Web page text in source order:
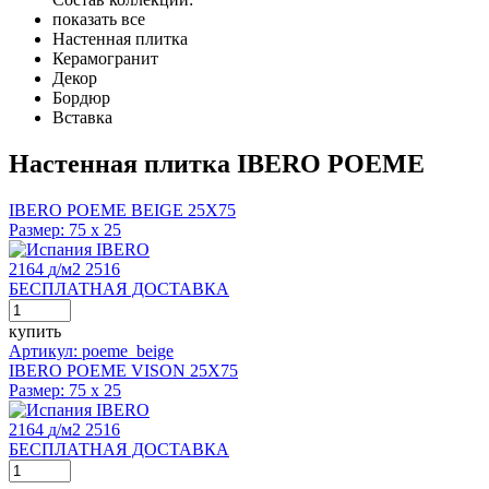
показать все
Настенная плитка
Керамогранит
Декор
Бордюр
Вставка
Настенная плитка IBERO POEME
IBERO POEME BEIGE 25X75
Размер: 75 x 25
IBERO
2164 д/м2 2516
БЕСПЛАТНАЯ ДОСТАВКА
купить
Артикул: poeme_beige
IBERO POEME VISON 25X75
Размер: 75 x 25
IBERO
2164 д/м2 2516
БЕСПЛАТНАЯ ДОСТАВКА